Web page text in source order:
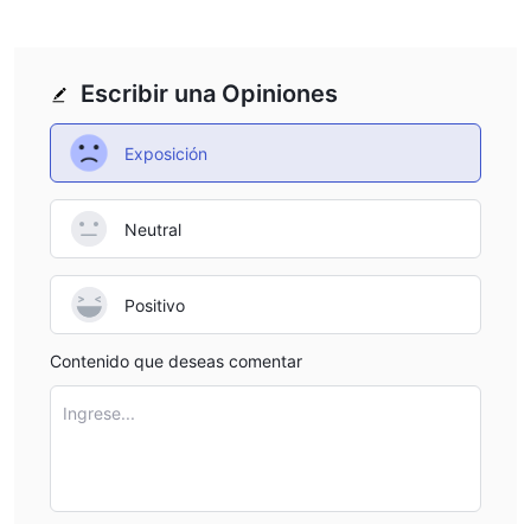
Escribir una Opiniones
Exposición
Neutral
Positivo
Contenido que deseas comentar
Ingrese...